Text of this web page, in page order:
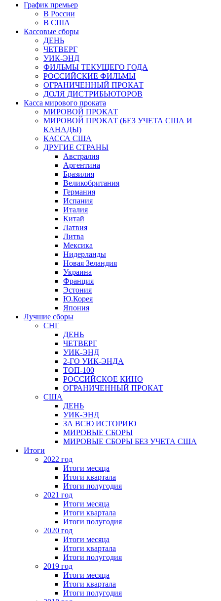
График премьер
В России
В США
Кассовые сборы
ДЕНЬ
ЧЕТВЕРГ
УИК-ЭНД
ФИЛЬМЫ ТЕКУЩЕГО ГОДА
РОССИЙСКИЕ ФИЛЬМЫ
ОГРАНИЧЕННЫЙ ПРОКАТ
ДОЛЯ ДИСТРИБЬЮТОРОВ
Касса мирового проката
МИРОВОЙ ПРОКАТ
МИРОВОЙ ПРОКАТ (БЕЗ УЧЕТА США И
КАНАДЫ)
КАССА США
ДРУГИЕ СТРАНЫ
Австралия
Аргентина
Бразилия
Великобритания
Германия
Испания
Италия
Китай
Латвия
Литва
Мексика
Нидерланды
Новая Зеландия
Украина
Франция
Эстония
Ю.Корея
Япония
Лучшие сборы
СНГ
ДЕНЬ
ЧЕТВЕРГ
УИК-ЭНД
2-ГО УИК-ЭНДА
ТОП-100
РОССИЙСКОЕ КИНО
ОГРАНИЧЕННЫЙ ПРОКАТ
США
ДЕНЬ
УИК-ЭНД
ЗА ВСЮ ИСТОРИЮ
МИРОВЫЕ СБОРЫ
МИРОВЫЕ СБОРЫ БЕЗ УЧЕТА США
Итоги
2022 год
Итоги месяца
Итоги квартала
Итоги полугодия
2021 год
Итоги месяца
Итоги квартала
Итоги полугодия
2020 год
Итоги месяца
Итоги квартала
Итоги полугодия
2019 год
Итоги месяца
Итоги квартала
Итоги полугодия